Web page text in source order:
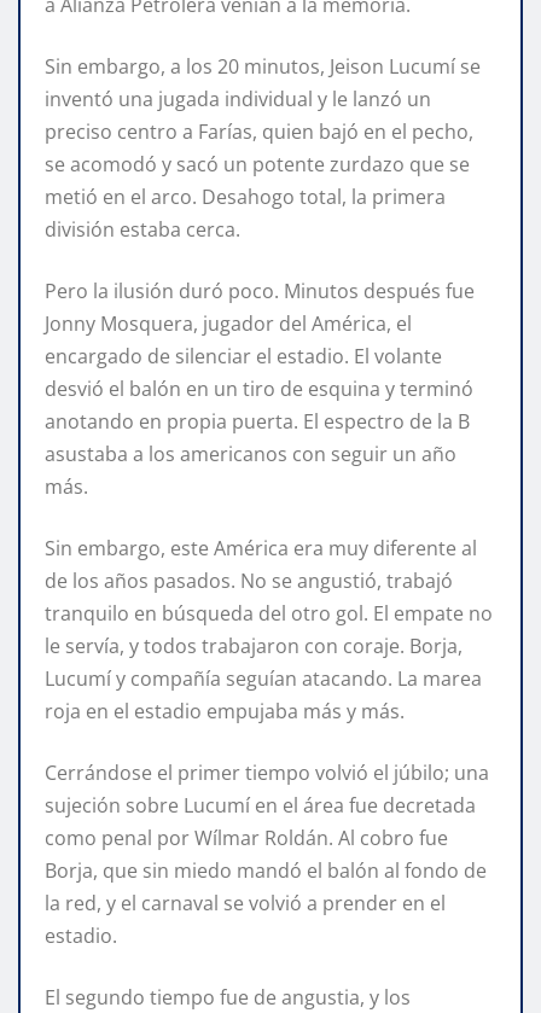
Sin embargo, a los 20 minutos, Jeison Lucumí se
inventó una jugada individual y le lanzó un
preciso centro a Farías, quien bajó en el pecho,
se acomodó y sacó un potente zurdazo que se
metió en el arco. Desahogo total, la primera
división estaba cerca.
Pero la ilusión duró poco. Minutos después fue
Jonny Mosquera, jugador del América, el
encargado de silenciar el estadio. El volante
desvió el balón en un tiro de esquina y terminó
anotando en propia puerta. El espectro de la B
asustaba a los americanos con seguir un año
más.
Sin embargo, este América era muy diferente al
de los años pasados. No se angustió, trabajó
tranquilo en búsqueda del otro gol. El empate no
le servía, y todos trabajaron con coraje. Borja,
Lucumí y compañía seguían atacando. La marea
roja en el estadio empujaba más y más.
Cerrándose el primer tiempo volvió el júbilo; una
sujeción sobre Lucumí en el área fue decretada
como penal por Wílmar Roldán. Al cobro fue
Borja, que sin miedo mandó el balón al fondo de
la red, y el carnaval se volvió a prender en el
estadio.
El segundo tiempo fue de angustia, y los